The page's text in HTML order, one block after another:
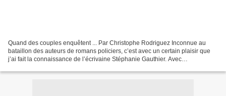
Quand des couples enquêtent ... Par Christophe Rodriguez Inconnue au
bataillon des auteurs de romans policiers, c’est avec un certain plaisir que
j’ai fait la connaissance de l’écrivaine Stéphanie Gauthier. Avec